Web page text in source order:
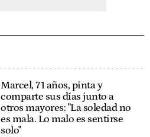
Marcel, 71 años, pinta y
comparte sus días junto a
otros mayores: "La soledad no
es mala. Lo malo es sentirse
solo"